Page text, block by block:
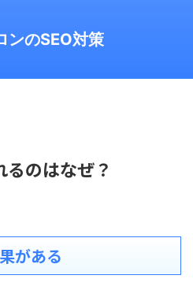
ンのSEO対策
のはなぜ？
がある